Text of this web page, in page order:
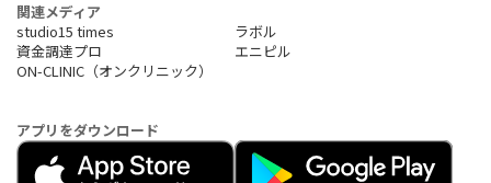
関連メディア
studio15 times
ラボル
資金調達プロ
エニピル
ON-CLINIC（オンクリニック）
アプリをダウンロード